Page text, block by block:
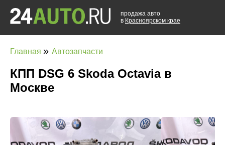
продажа авто
в Красноярском крае
Главная » Автозапчасти
КПП DSG 6 Skoda Octavia в
Москве